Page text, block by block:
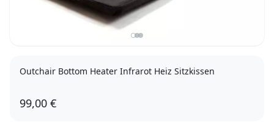
Outchair Bottom Heater Infrarot Heiz Sitzkissen
99,00 €